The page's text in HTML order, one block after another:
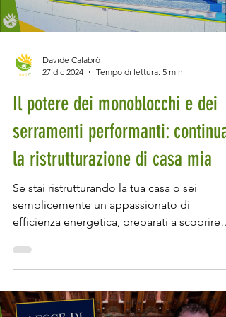
Load video
Davide Calabrò
27 dic 2024
Tempo di lettura: 5 min
Il potere dei monoblocchi e dei
serramenti performanti: continua
la ristrutturazione di casa mia
Se stai ristrutturando la tua casa o sei
semplicemente un appassionato di